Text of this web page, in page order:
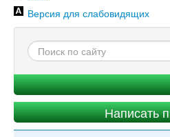
Версия для слабовидящих
Написать